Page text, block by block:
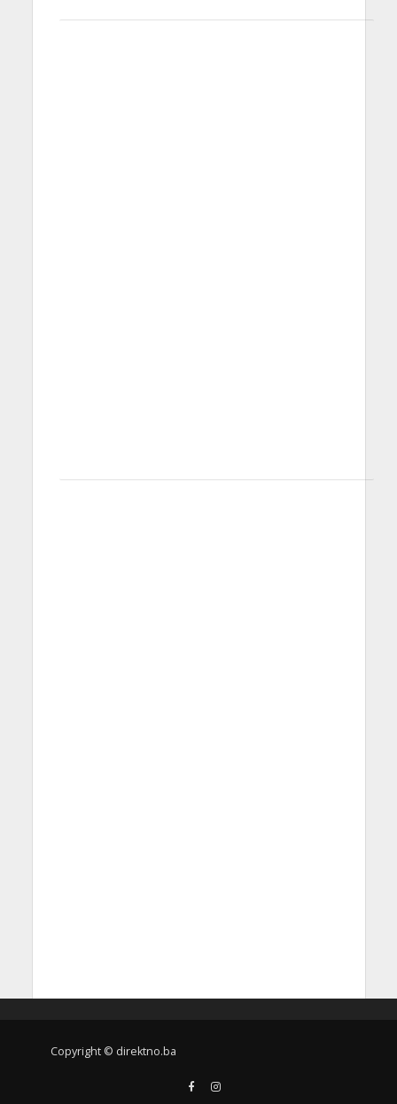
Copyright © direktno.ba